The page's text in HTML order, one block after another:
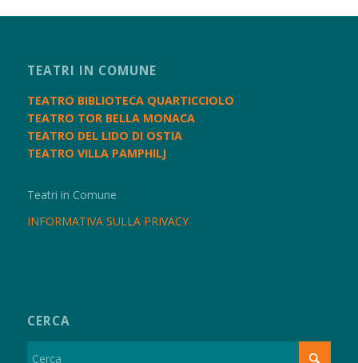
TEATRI IN COMUNE
TEATRO BIBLIOTECA QUARTICCIOLO
TEATRO TOR BELLA MONACA
TEATRO DEL LIDO DI OSTIA
TEATRO VILLA PAMPHILJ
Teatri in Comune
INFORMATIVA SULLA PRIVACY
CERCA